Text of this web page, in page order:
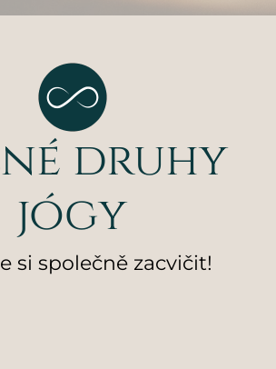
druhy
jógy
si společně zacvičit!